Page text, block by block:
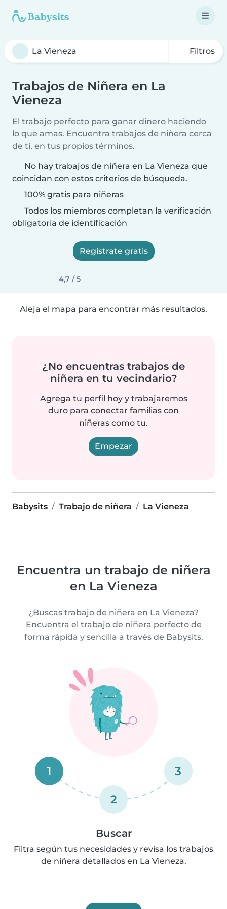
Filtros
Trabajos de Niñera en La
Vieneza
El trabajo perfecto para ganar dinero haciendo
lo que amas. Encuentra trabajos de niñera cerca
de ti, en tus propios términos.
No hay trabajos de niñera en La Vieneza que
coincidan con estos criterios de búsqueda.
100% gratis para niñeras
Todos los miembros completan la verificación
obligatoria de identificación
Regístrate gratis
4,7 / 5
Aleja el mapa para encontrar más resultados.
¿No encuentras trabajos de
niñera en tu vecindario?
Agrega tu perfil hoy y trabajaremos
duro para conectar familias con
niñeras como tu.
Empezar
Babysits Trabajo de niñera La Vieneza
Encuentra un trabajo de niñera
en La Vieneza
¿Buscas trabajo de niñera en La Vieneza?
Encuentra el trabajo de niñera perfecto de
forma rápida y sencilla a través de Babysits.
1
2
3
Buscar
Filtra según tus necesidades y revisa los trabajos
de niñera detallados en La Vieneza.